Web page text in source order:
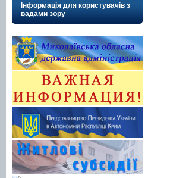
Інформація для користувачів з
вадами зору